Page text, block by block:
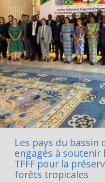
Les pays du bassin
engagés à soutenir
TFFF pour la
forêts tropicales